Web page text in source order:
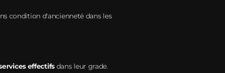
condition d'ancienneté dans les
effectifsdans leur grade.